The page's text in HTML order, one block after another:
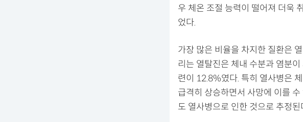
우 체온 조절 능력이 떨어져 더욱
었다.
가장 많은 비율을 차지한 질환은
리는 열탈진은 체내 수분과 염분
련이 12.8%였다. 특히 열사병은
급격히 상승하면서 사망에 이를
도 열사병으로 인한 것으로 추정된